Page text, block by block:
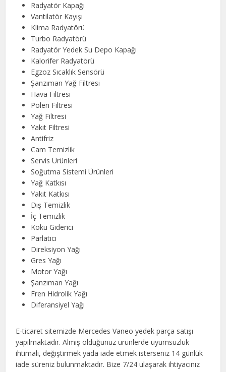
Radyatör Kapağı
Vantilatör Kayışı
Klima Radyatörü
Turbo Radyatörü
Radyatör Yedek Su Depo Kapağı
Kalorifer Radyatörü
Egzoz Sıcaklık Sensörü
Şanzıman Yağ Filtresi
Hava Filtresi
Polen Filtresi
Yağ Filtresi
Yakıt Filtresi
Antifriz
Cam Temizlik
Servis Ürünleri
Soğutma Sistemi Ürünleri
Yağ Katkısı
Yakıt Katkısı
Dış Temizlik
İç Temizlik
Koku Giderici
Parlatıcı
Direksiyon Yağı
Gres Yağı
Motor Yağı
Şanzıman Yağı
Fren Hidrolik Yağı
Diferansiyel Yağı
E-ticaret sitemizde Mercedes Vaneo yedek parça satışı
yapılmaktadır. Almış olduğunuz ürünlerde uyumsuzluk
ihtimali, değiştirmek yada iade etmek isterseniz 14 günlük
iade süreniz bulunmaktadır. Bize 7/24 ulaşarak ihtiyacınız